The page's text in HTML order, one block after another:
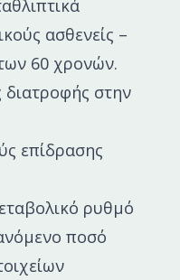
ασθενείς –
60 χρονών.
διατροφής στην
επίδρασης
ρυθμό
ποσό